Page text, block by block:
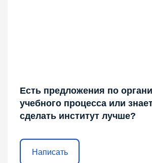
Есть предложения по
учебного процесса или
сделать институт лучше?
Написать